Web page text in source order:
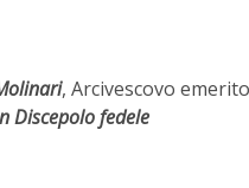
, Arcivescovo
Discepolo fedele